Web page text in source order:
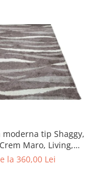
moderna tip Shaggy,
Maro, Living,
Dormitor
la 360,00 Lei